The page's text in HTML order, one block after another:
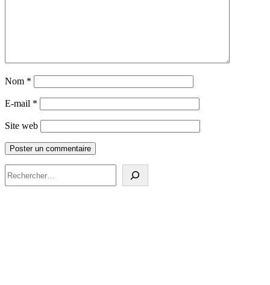
Nom *
E-mail *
Site web